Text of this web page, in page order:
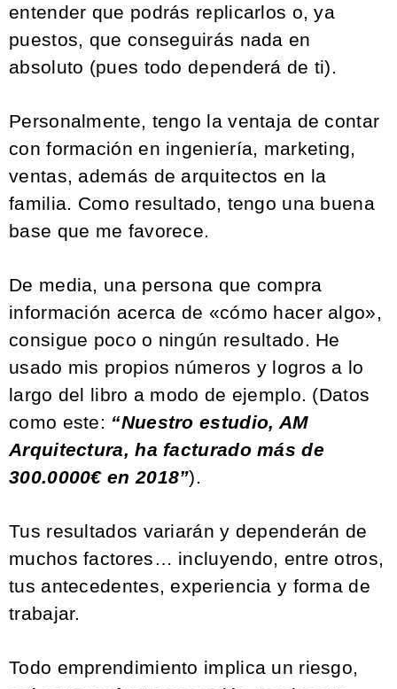
entender que podrás replicarlos o, ya
puestos, que conseguirás nada en
absoluto (pues todo dependerá de ti).
Personalmente, tengo la ventaja de contar
con formación en ingeniería, marketing,
ventas, además de arquitectos en la
familia. Como resultado, tengo una buena
base que me favorece.
De media, una persona que compra
información acerca de «cómo hacer algo»,
consigue poco o ningún resultado. He
usado mis propios números y logros a lo
largo del libro a modo de ejemplo. (Datos
como este: “Nuestro estudio, AM
Arquitectura, ha facturado más de
300.0000€ en 2018”).
Tus resultados variarán y dependerán de
muchos factores… incluyendo, entre otros,
tus antecedentes, experiencia y forma de
trabajar.
Todo emprendimiento implica un riesgo,